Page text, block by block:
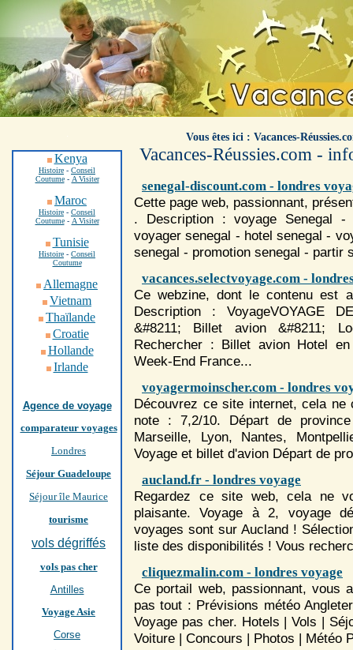
.
Kenya
Histoire - Conseil
Coutume - A Visiter
Maroc
Histoire - Conseil
Coutume- A Visiter
Tunisie
Histoire - Conseil
Coutume
Allemagne
Vietnam
Thaïlande
Croatie
Hollande
Irlande
Agence de voyage
comparateur voyages
Londres
Séjour Guadeloupe
Séjour île Maurice
tourisme
vols dégriffés
vols pas cher
Antilles
Voyage Asie
Corse
Vous êtes ici : Vacances-
Vacances-Réussies.com -
senegal-discount.com - londres
Cette page web, passionnant,
. Description :voyage Senegal -
voyager senegal - hotel senegal -
senegal - promotion senegal - partir
vacances.selectvoyage.com -
Ce webzine, dont le contenu est
Description : VoyageVOYAGE
&#8211; Billet avion &#8211;
Rechercher : Billet avion Hotel
Week-End France...
voyagermoinscher.com - londres
Découvrez ce site internet, cela
note : 7,2/10. Départ de
Marseille, Lyon, Nantes,
Voyage et billet d'avion Départ de
aucland.fr - londres voyage
Regardez ce site web, cela ne
plaisante.Voyage à 2, voyage
voyages sont sur Aucland !
liste des disponibilités ! Vous
cliquezmalin.com - londres voyage
Ce portail web, passionnant, vous
pas tout : Prévisions météo
Voyage pas cher. Hotels | Vols |
Voiture | Concours | Photos | Météo